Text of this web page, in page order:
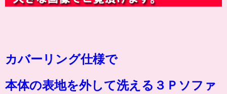
カバーリング仕様で
本体の表地を外して洗える３Ｐソファ